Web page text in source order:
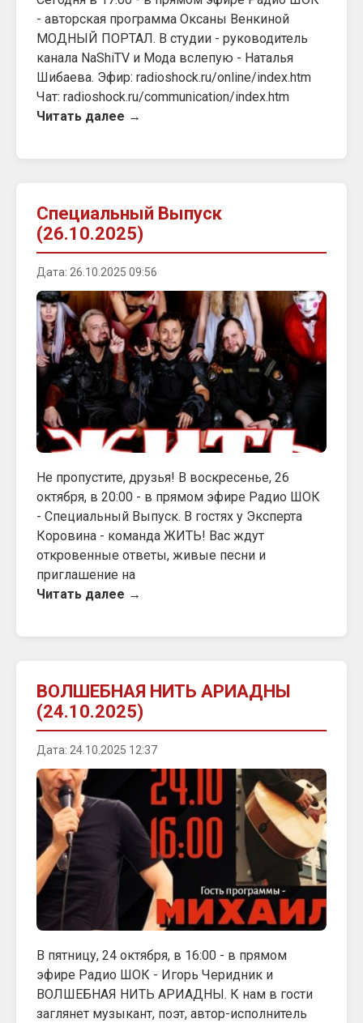
- авторская программа Оксаны Венкиной
МОДНЫЙ ПОРТАЛ. В студии - руководитель
канала NaShiTV и Мода вслепую - Наталья
Шибаева. Эфир: radioshock.ru/online/index.htm
Чат: radioshock.ru/communication/index.htm
Читать далее →
Специальный Выпуск
(26.10.2025)
Дата: 26.10.2025 09:56
Не пропустите, друзья! В воскресенье, 26
октября, в 20:00 - в прямом эфире Радио ШОК
- Специальный Выпуск. В гостях у Эксперта
Коровина - команда ЖИТЬ! Вас ждут
откровенные ответы, живые песни и
приглашение на
Читать далее →
ВОЛШЕБНАЯ НИТЬ АРИАДНЫ
(24.10.2025)
Дата: 24.10.2025 12:37
В пятницу, 24 октября, в 16:00 - в прямом
эфире Радио ШОК - Игорь Черидник и
ВОЛШЕБНАЯ НИТЬ АРИАДНЫ. К нам в гости
заглянет музыкант, поэт, автор-исполнитель